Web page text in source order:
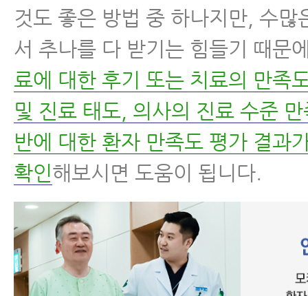
것도 좋은 방법 중 하나지만, 수많
서 추나를 다 받기는 힘들기 때문
료에 대한 후기 또는 치료의 만족
및 진료 태도, 의사의 진료 수준
반에 대한 환자 만족도 평가 결과
확인해보시면 도움이 됩니다.